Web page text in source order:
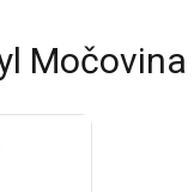
Močovina